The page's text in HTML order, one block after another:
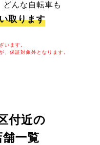
んな自転車も
取ります
います。
保証対象外となります。
付近の
一覧